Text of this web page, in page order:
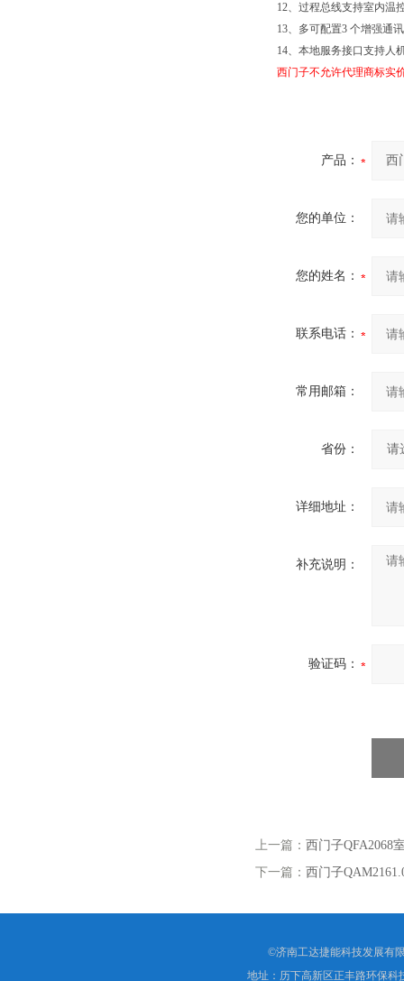
12、过程总线支持室内温
13、多可配置3 个增强通讯
14、本地服务接口支持人机
西门子不允许代理商标实
产品：
您的单位：
您的姓名：
联系电话：
常用邮箱：
省份：
详细地址：
补充说明：
验证码：
上一篇： 西门子QFA2068
下一篇： 西门子
©济南工达捷能科技发展有
地址：历下高新区正丰路环保科